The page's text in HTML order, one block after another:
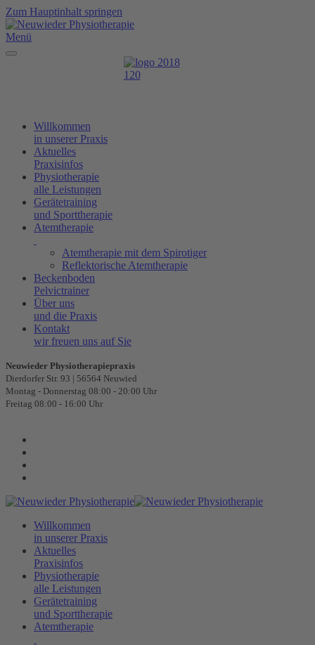
Zum Hauptinhalt springen
Menü
Willkommen
in unserer Praxis
Aktuelles
Praxisinfos
Physiotherapie
alle Leistungen
Gerätetraining
und Sporttherapie
Atemtherapie
Atemtherapie mit dem Spirotiger
Reflektorische Atemtherapie
Beckenboden
Pelvictrainer
Über uns
und die Praxis
Kontakt
wir freuen uns auf Sie
Neuwieder Physiotherapiepraxis
Dierdorfer Str. 93 | 56564 Neuwied
Montag - Donnerstag 08:00 - 20:00 Uhr
Freitag 08:00 - 16:00 Uhr
Willkommen
in unserer Praxis
Aktuelles
Praxisinfos
Physiotherapie
alle Leistungen
Gerätetraining
und Sporttherapie
Atemtherapie